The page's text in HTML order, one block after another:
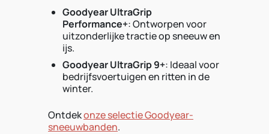
Goodyear UltraGrip
Performance+: Ontworpen voor
uitzonderlijke tractie op sneeuw en
ijs.
Goodyear UltraGrip 9+: Ideaal voor
bedrijfsvoertuigen en ritten in de
winter.
Ontdekonze selectie Goodyear-
sneeuwbanden.